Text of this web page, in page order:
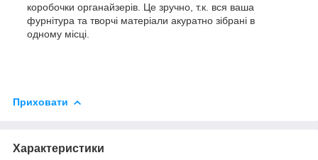
коробочки органайзерів. Це зручно, т.к. вся ваша
фурнітура та творчі матеріали акуратно зібрані в
одному місці.
Приховати
Характеристики